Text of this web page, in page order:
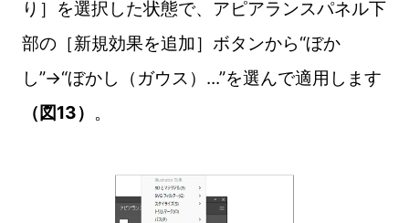
り］を選択した状態で、アピアランスパネル下
部の［新規効果を追加］ボタンから“ぼか
し”→“ぼかし（ガウス）...”を選んで適用します
（図13） 。